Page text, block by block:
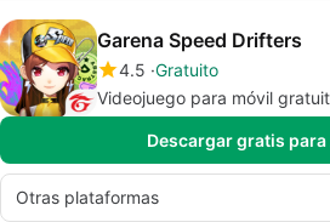
Garena Speed Drifters
4.5 Gratuito
Videojuego para móvil
Descargar gratis
Otras plataformas